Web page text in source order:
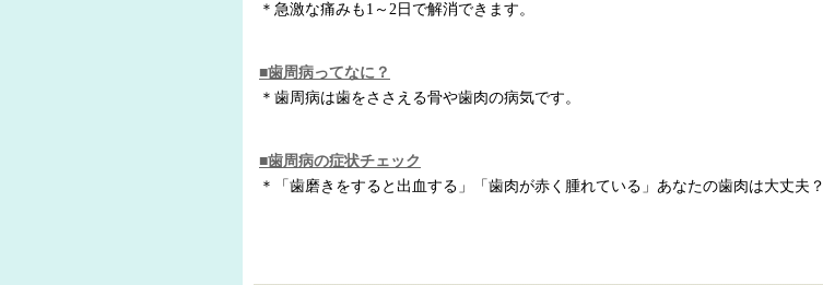
＊急激な痛みも1～2日で解消できます。
■歯周病ってなに？
＊歯周病は歯をささえる骨や歯肉の病気です。
■歯周病の症状チェック
＊「歯磨きをすると出血する」「歯肉が赤く腫れている」あなたの歯肉は大丈夫？